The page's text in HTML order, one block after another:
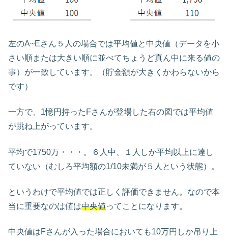
左のA~Eさん５人の場合では平均値と中央値（データを小
さい順または大きい順に並べてちょうど真ん中に来る値の
事）が一致しています。（貯金額が大きくかわらないから
です）
一方で、1憶円持ったFさんが登場した右の図では平均値
が跳ね上がっています。
平均で1750万・・・。６人中、１人しか平均以上に達し
ていない（むしろ平均額の1/10未満が５人という状態）。
というわけで平均値では正しく評価できません。なので本
当に重要なのは値は中央値ってことになります。
中央値はFさんが入った場合においても10万円しか吊り上